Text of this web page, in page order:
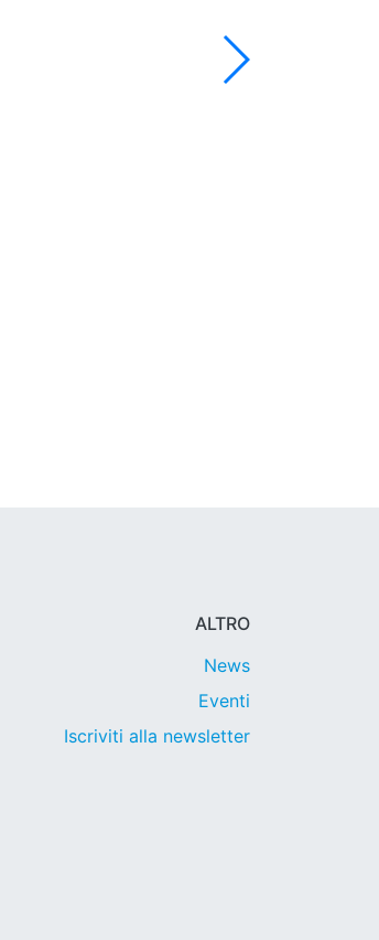
ALTRO
News
Eventi
Iscriviti alla newsletter